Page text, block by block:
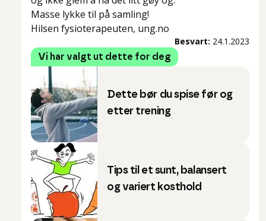
Masse lykke til på samling!
Hilsen fysioterapeuten, ung.no
Besvart: 24.1.2023
Vi har valgt ut dette for deg
Dette bør du spise før og
etter trening
Tips til et sunt, balansert
og variert kosthold